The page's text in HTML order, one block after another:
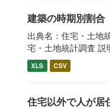
建築の時期別割合
出典名：住宅・土地
宅・土地統計調査 説
XLS CSV
住宅以外で人が居